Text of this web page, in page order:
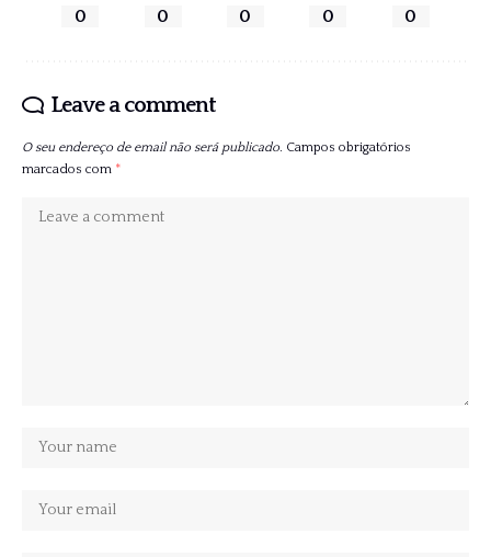
0 0 0 0 0
Leave a comment
O seu endereço de email não será publicado. Campos obrigatórios
marcados com *